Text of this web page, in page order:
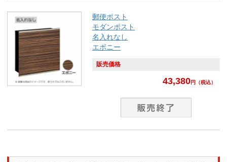
郵便ポスト
モダンポスト
名入れなし
エボニー
販売価格
43,380円 （税込）